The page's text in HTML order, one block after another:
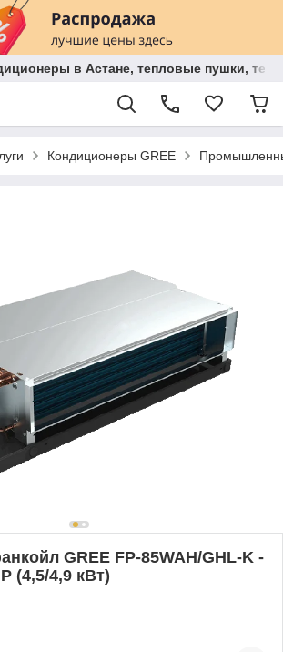
в Астане, тепловые пушки,
Кондиционеры GREE
GREE FP-85WAH/GHL-K -
(4,5/4,9 кВт)